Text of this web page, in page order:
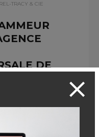
TRACY & CIE
DE